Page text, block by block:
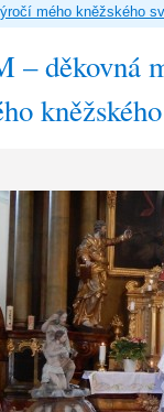
mého kněžského
– děkovná